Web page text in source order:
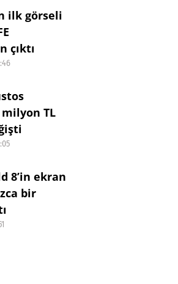
ilk görseli
çıktı
milyon TL
8’in ekran
bir